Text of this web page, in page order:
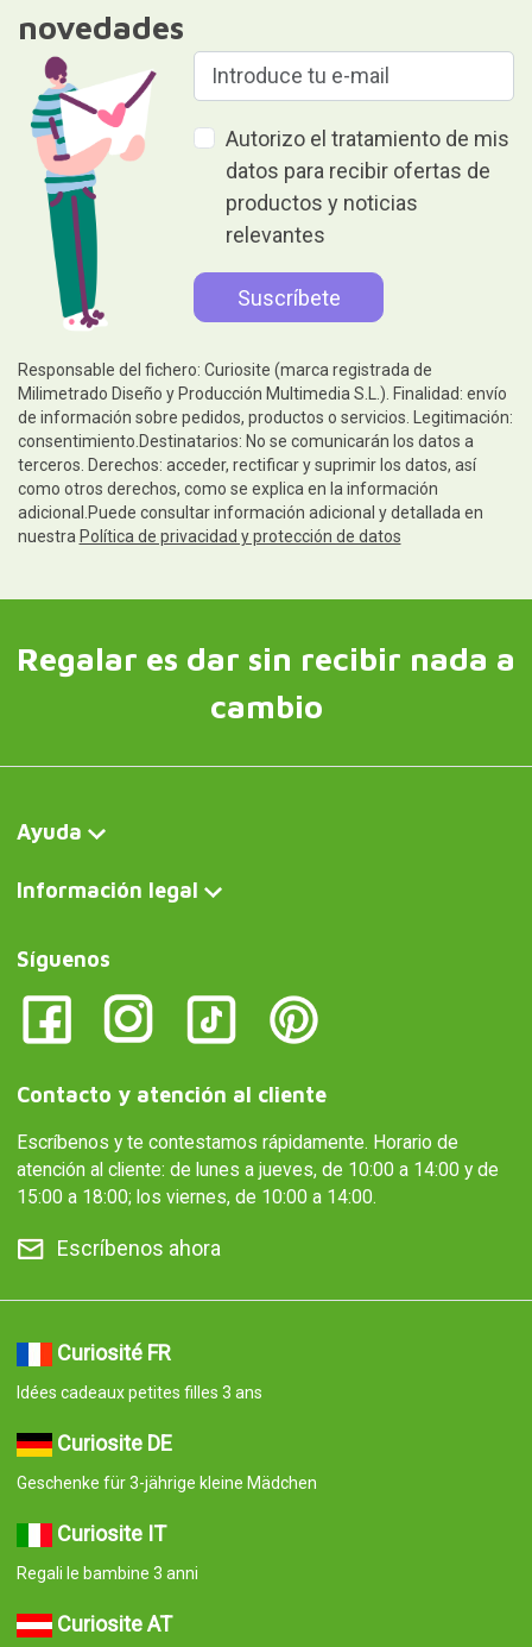
novedades
Autorizo el tratamiento de mis
datos para recibir ofertas de
productos y noticias
relevantes
Responsable del fichero: Curiosite (marca registrada de
Milimetrado Diseño y Producción Multimedia S.L.). Finalidad: envío
de información sobre pedidos, productos o servicios. Legitimación:
consentimiento.Destinatarios: No se comunicarán los datos a
terceros. Derechos: acceder, rectificar y suprimir los datos, así
como otros derechos, como se explica en la información
adicional.Puede consultar información adicional y detallada en
nuestra Política de privacidad y protección de datos
Regalar es dar sin recibir nada a
cambio
Ayuda
Información legal
Síguenos
Contacto y atención al cliente
Escríbenos y te contestamos rápidamente. Horario de
atención al cliente: de lunes a jueves, de 10:00 a 14:00 y de
15:00 a 18:00; los viernes, de 10:00 a 14:00.
Escríbenos ahora
Curiosité FR
Idées cadeaux petites filles 3 ans
Curiosite DE
Geschenke für 3-jährige kleine Mädchen
Curiosite IT
Regali le bambine 3 anni
Curiosite AT